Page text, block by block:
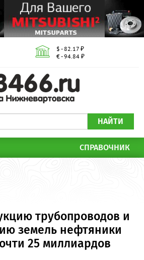
$ - 82.17 ₽
€ - 94.84 ₽
НАЙТИ
СПРАВОЧНИК
трубопроводов и
земель нефтяники
25 миллиардов